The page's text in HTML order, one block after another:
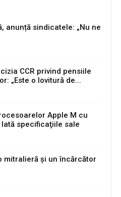
anunță sindicatele: „Nu ne
CCR privind pensiile
„Este o lovitură de...
Apple M cu
specificaţiile sale
mitralieră și un încărcător